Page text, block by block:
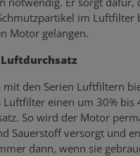
im Luftfilter
Motor gelangen.
mit den Serien Luftfiltern
Luftfilter einen um 30% bis
So wird der Motor
Sauerstoff versorgt und
dann, wenn sie